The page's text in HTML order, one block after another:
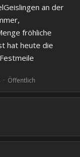
an der
fröhliche
hat heute die
hatte eingeladen,
Besucher
rund um den
· Öffentlich